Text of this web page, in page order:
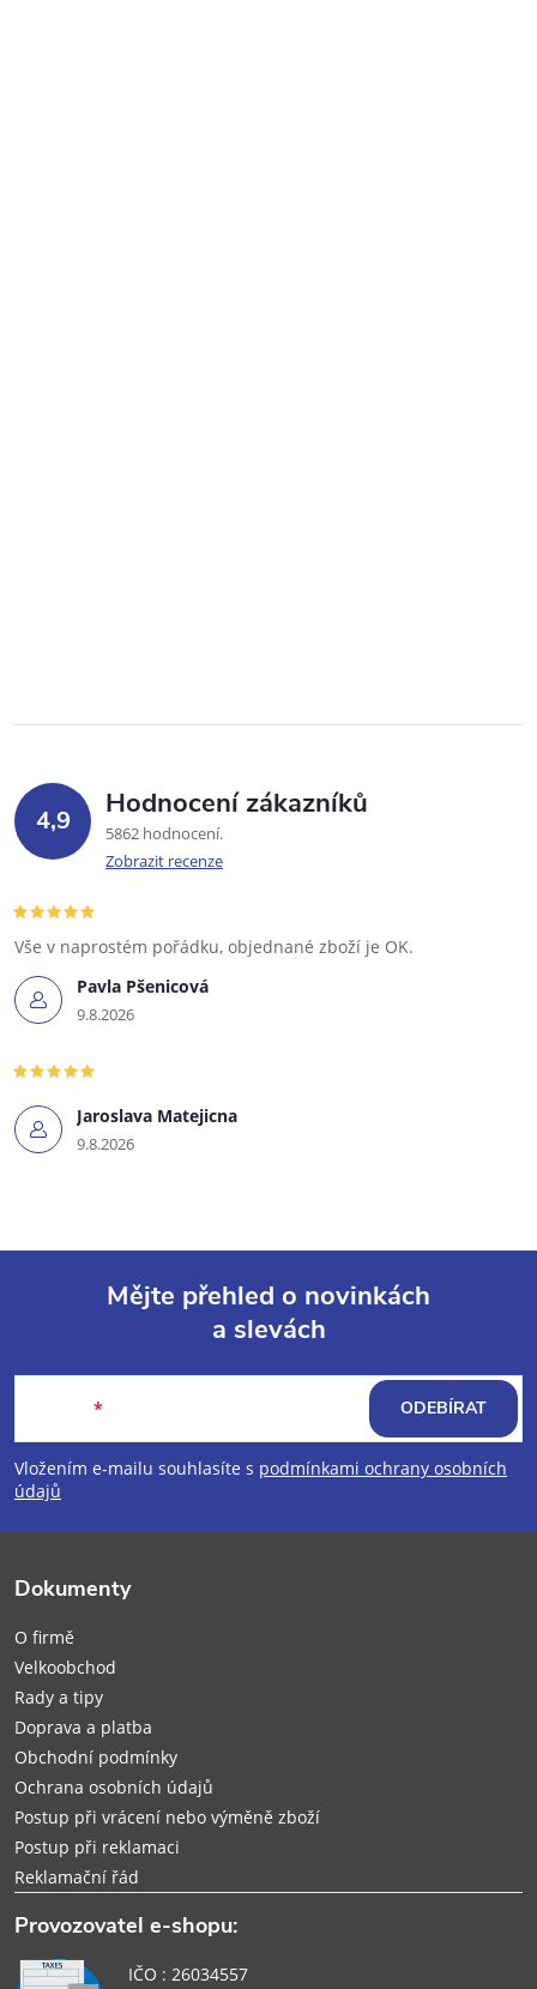
4,9 Hodnocení zákazníků
5862 hodnocení
Zobrazit recenze
Pavla Pšenicová
9.8.2026
Vše v naprostém pořádku, objednané zboží je OK.
Jaroslava Matejicna
9.8.2026
p
a
Mějte přehled o novinkách
a slevách
Vložením e-mailu souhlasíte s podmínkami ochrany osobních
údajů
ODEBÍRAT
Dokumenty
O firmě
Velkoobchod
Rady a tipy
Doprava a platba
Obchodní podmínky
Ochrana osobních údajů
Postup při vrácení nebo výměně zboží
Postup při reklamaci
Reklamační řád
Provozovatel e-shopu:
IČO : 26034557